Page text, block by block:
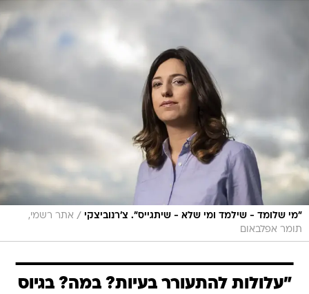
"מי שלומד - שילמד ומי שלא - שיתגייס". צ'רנוביצקי / אתר רשמי,
תומר אפלבאום
"עלולות להתעורר בעיות? במה? בגיוס